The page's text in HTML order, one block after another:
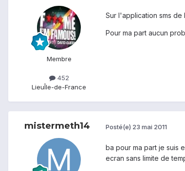
Membre
452
LieuÎle-de-France
Sur l'application sms
Pour ma part aucun
mistermeth14 Posté(e) 23 mai 2011
ba pour ma part je suis
ecran sans limite de